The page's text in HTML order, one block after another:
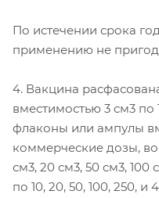
По истечении срока
применению не
4. Вакцина
вместимостью 3 см3 по
флаконы или ампулы
коммерческие дозы,
см3, 20 см3, 50 см3, 100
по 10, 20, 50, 100, 250,